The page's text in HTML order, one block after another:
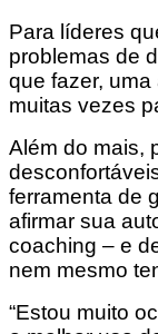
Para líderes
problemas de
que fazer,
muitas vezes
Além do mais,
ferramenta de
afirmar sua
coaching – e
nem mesmo
“Estou muito